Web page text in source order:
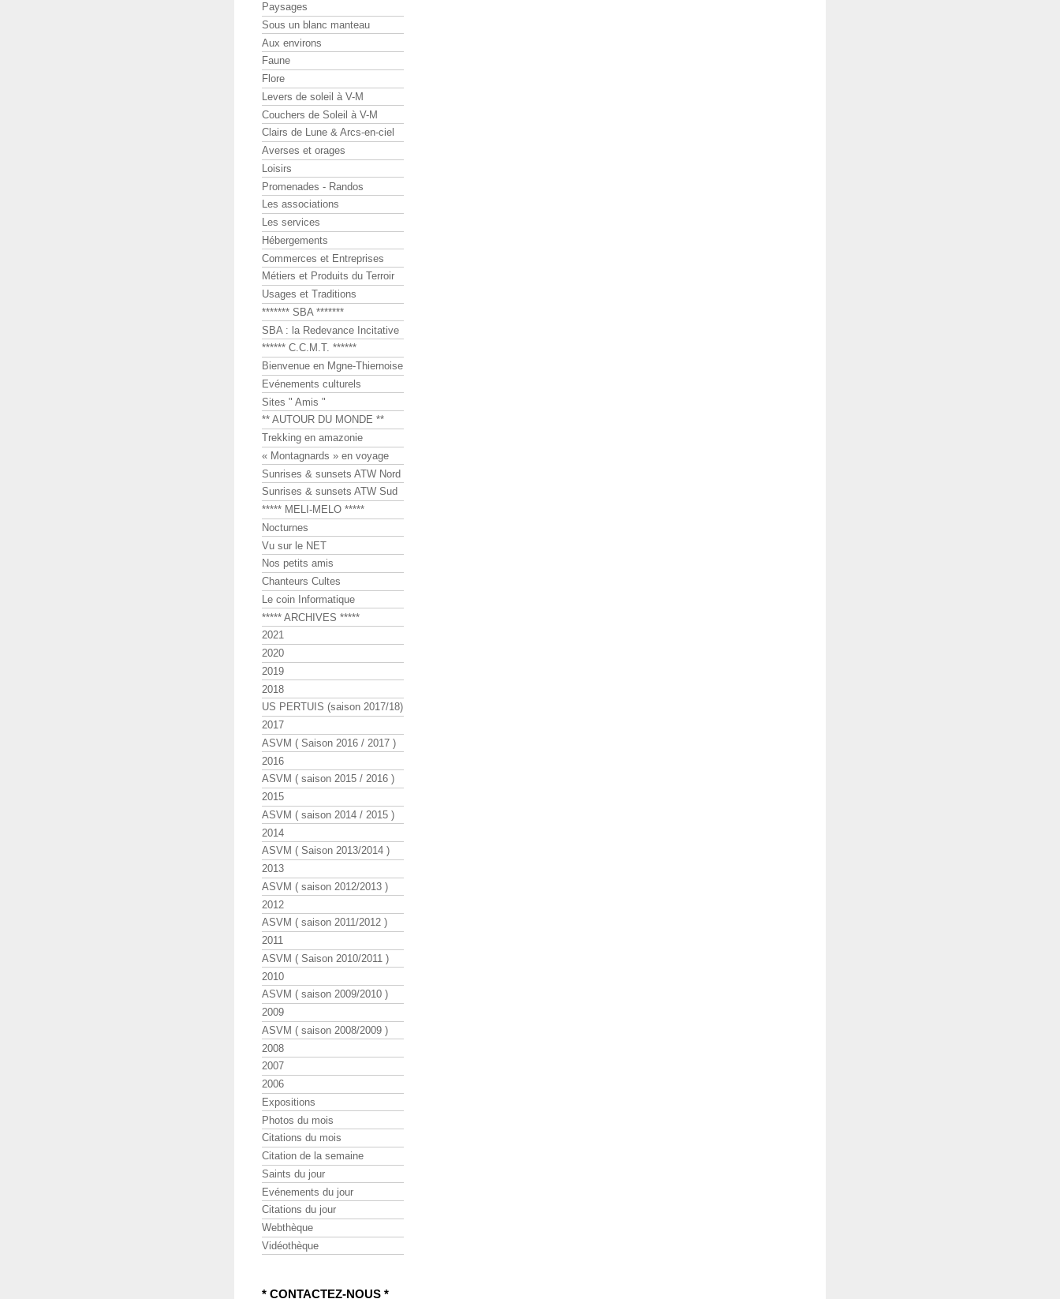
Paysages
Sous un blanc manteau
Aux environs
Faune
Flore
Levers de soleil à V-M
Couchers de Soleil à V-M
Clairs de Lune & Arcs-en-ciel
Averses et orages
Loisirs
Promenades - Randos
Les associations
Les services
Hébergements
Commerces et Entreprises
Métiers et Produits du Terroir
Usages et Traditions
******* SBA *******
SBA : la Redevance Incitative
****** C.C.M.T. ******
Bienvenue en Mgne-Thiernoise
Evénements culturels
Sites " Amis "
** AUTOUR DU MONDE **
Trekking en amazonie
« Montagnards » en voyage
Sunrises & sunsets ATW Nord
Sunrises & sunsets ATW Sud
***** MELI-MELO *****
Nocturnes
Vu sur le NET
Nos petits amis
Chanteurs Cultes
Le coin Informatique
***** ARCHIVES *****
2021
2020
2019
2018
US PERTUIS (saison 2017/18)
2017
ASVM ( Saison 2016 / 2017 )
2016
ASVM ( saison 2015 / 2016 )
2015
ASVM ( saison 2014 / 2015 )
2014
ASVM ( Saison 2013/2014 )
2013
ASVM ( saison 2012/2013 )
2012
ASVM ( saison 2011/2012 )
2011
ASVM ( Saison 2010/2011 )
2010
ASVM ( saison 2009/2010 )
2009
ASVM ( saison 2008/2009 )
2008
2007
2006
Expositions
Photos du mois
Citations du mois
Citation de la semaine
Saints du jour
Evénements du jour
Citations du jour
Webthèque
Vidéothèque
* CONTACTEZ-NOUS *